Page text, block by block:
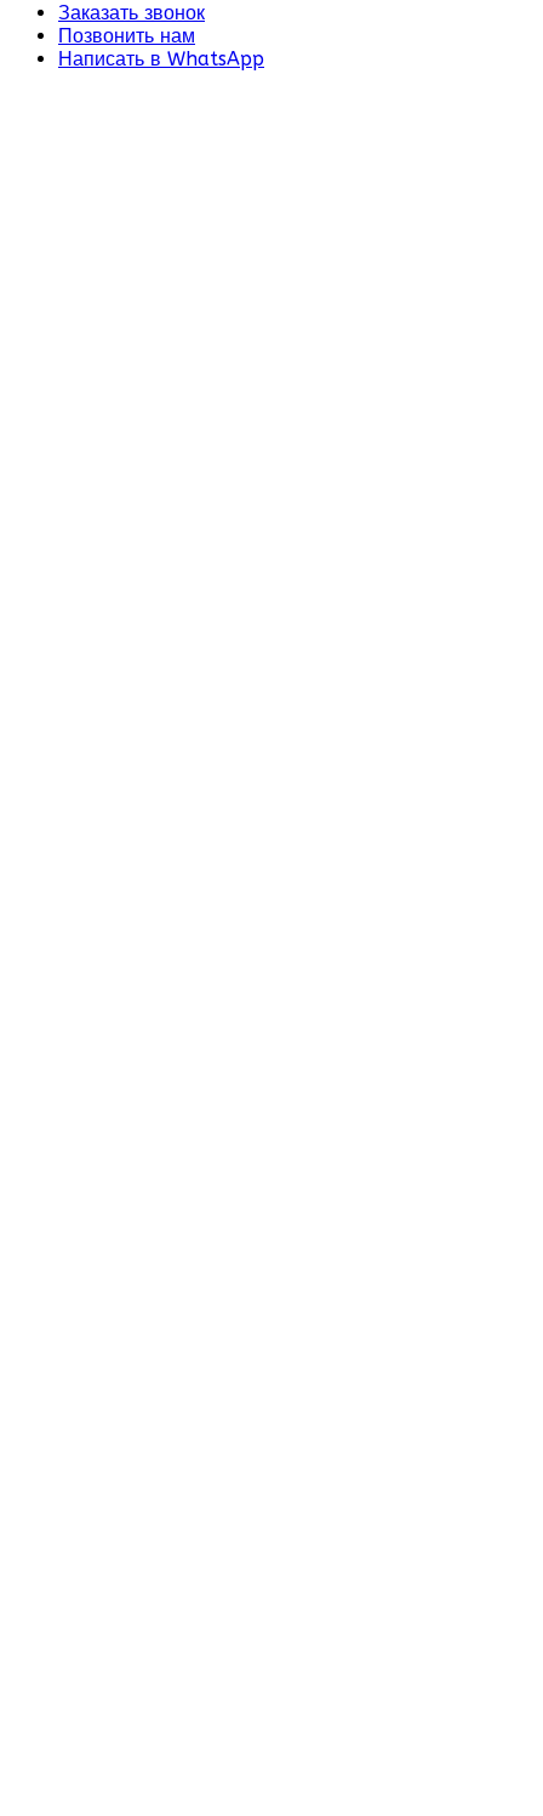
Заказать звонок
Позвонить нам
Написать в WhatsApp